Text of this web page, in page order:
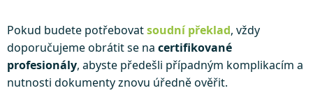
Pokud budete potřebovatsoudní překlad, vždy
doporučujeme obrátit se na certifikované
profesionály, abyste předešli případným komplikacím a
nutnosti dokumenty znovu úředně ověřit.